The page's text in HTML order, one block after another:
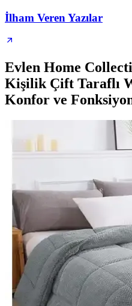
İlham Veren Yazılar
Evlen Home
Kişilik Çift Taraflı
Konfor ve